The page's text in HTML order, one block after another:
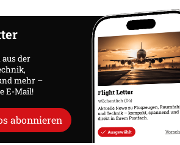
der
mehr –
E-Mail!
abonnieren